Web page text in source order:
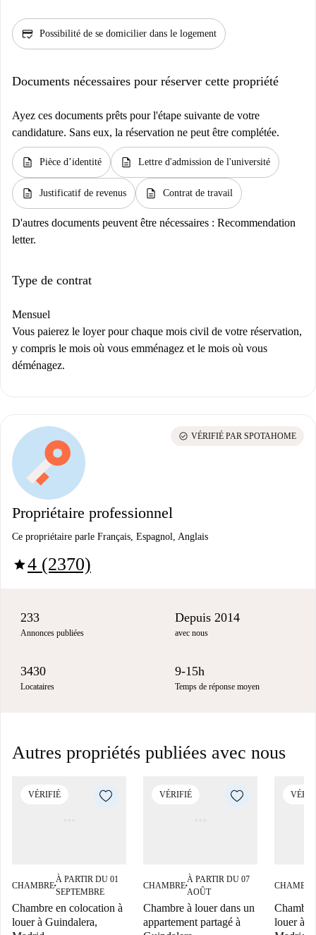
credit_score Possibilité de se domicilier dans le logement
Documents nécessaires pour réserver cette propriété
Ayez ces documents prêts pour l'étape suivante de votre
candidature. Sans eux, la réservation ne peut être complétée.
description Pièce d’identité description Lettre d'admission de l'université
description Justificatif de revenus description Contrat de travail
D'autres documents peuvent être nécessaires : Recommendation
letter.
Type de contrat
Mensuel
Vous paierez le loyer pour chaque mois civil de votre réservation,
y compris le mois où vous emménagez et le mois où vous
déménagez.
Propriétaire professionnel
Ce propriétaire parle Français, Espagnol, Anglais
star4 (2370)
check_circle VÉRIFIÉ PAR SPOTAHOME
233
Annonces publiées
Depuis 2014
avec nous
3430
Locataires
9-15h
Temps de réponse moyen
Autres propriétés publiées avec nous
VÉRIFIÉ
CHAMBRE■
À PARTIR DU 01
SEPTEMBRE
Chambre en colocation à
louer à Guindalera,
VÉRIFIÉ
CHAMBRE■
À PARTIR DU 07
AOÛT
Chambre à louer dans un
appartement partagé à
CHAMBRE
louer à